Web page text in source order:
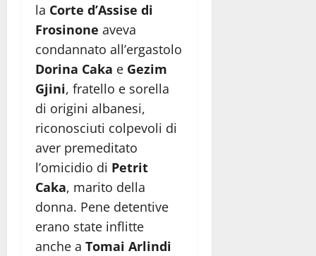
la Corte d’Assise di
Frosinone aveva
condannato all’ergastolo
Dorina Caka e Gezim
Gjini, fratello e sorella
di origini albanesi,
riconosciuti colpevoli di
aver premeditato
l’omicidio di Petrit
Caka, marito della
donna. Pene detentive
erano state inflitte
anche a Tomai Arlindi